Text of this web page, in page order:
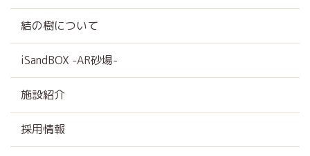
結の樹について
iSandBOX -AR砂場-
施設紹介
採用情報